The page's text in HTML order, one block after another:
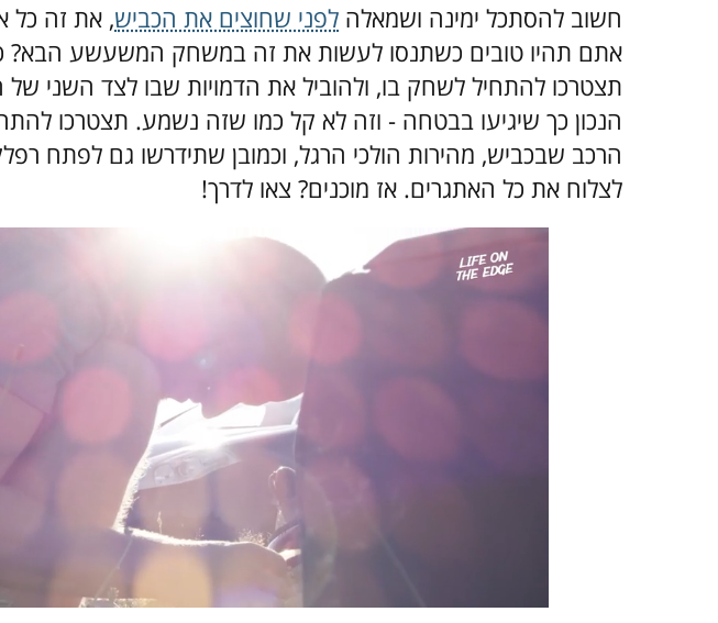
חשוב להסתכל ימינה ושמאלה לפני שחוצים את הכביש, את זה כל
אתם תהיו טובים כשתנסו לעשות את זה במשחק המשעשע הבא?
תצטרכו להתחיל לשחק בו, ולהוביל את הדמויות שבו לצד השני של
הנכון כך שיגיעו בבטחה - וזה לא קל כמו שזה נשמע. תצטרכו
הרכב שבכביש, מהירות הולכי הרגל, וכמובן שתידרשו גם לפתח
לצלוח את כל האתגרים. אז מוכנים? צאו לדרך!